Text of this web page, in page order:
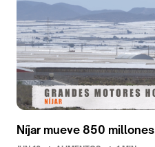
Níjar mueve 850 millones